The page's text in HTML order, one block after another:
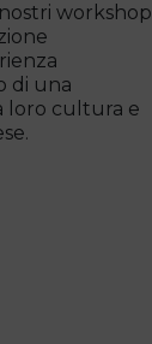
workshop
di una
loro cultura e